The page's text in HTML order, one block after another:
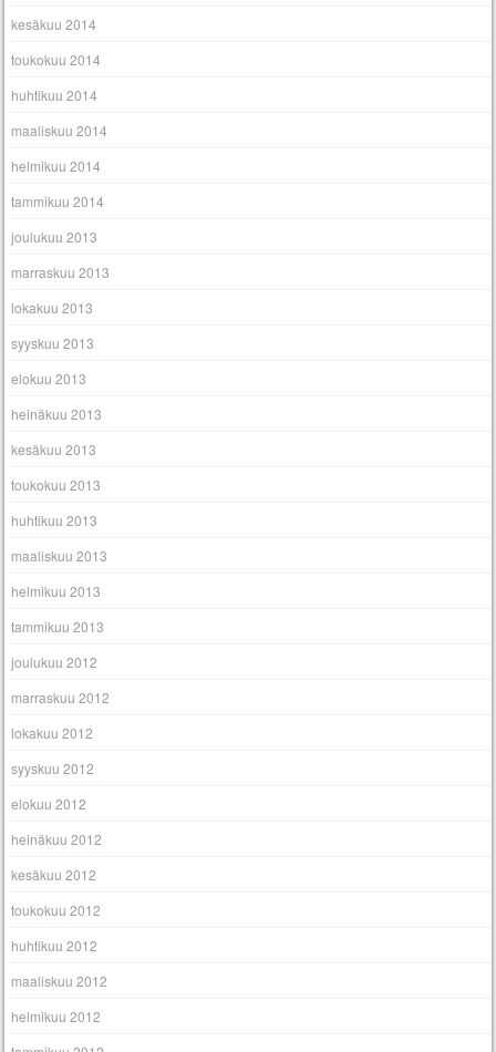
kesäkuu 2014
toukokuu 2014
huhtikuu 2014
maaliskuu 2014
helmikuu 2014
tammikuu 2014
joulukuu 2013
marraskuu 2013
lokakuu 2013
syyskuu 2013
elokuu 2013
heinäkuu 2013
kesäkuu 2013
toukokuu 2013
huhtikuu 2013
maaliskuu 2013
helmikuu 2013
tammikuu 2013
joulukuu 2012
marraskuu 2012
lokakuu 2012
syyskuu 2012
elokuu 2012
heinäkuu 2012
kesäkuu 2012
toukokuu 2012
huhtikuu 2012
maaliskuu 2012
helmikuu 2012